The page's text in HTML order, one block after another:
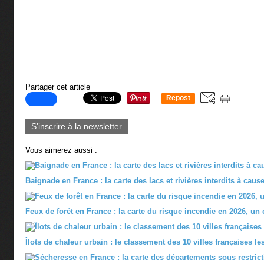
Partager cet article
Repost
S'inscrire à la newsletter
Vous aimerez aussi :
Baignade en France : la carte des lacs et rivières interdits à
Feux de forêt en France : la carte du risque incendie en 2026, un
Îlots de chaleur urbain : le classement des 10 villes françaises